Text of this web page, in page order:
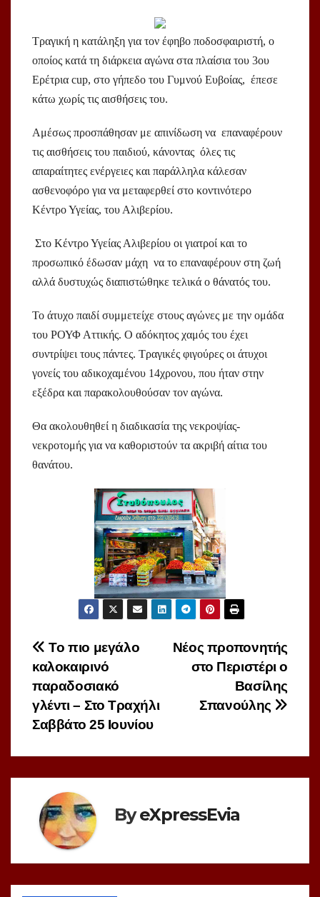
Τραγική η κατάληξη για τον έφηβο ποδοσφαιριστή, ο
οποίος κατά τη διάρκεια αγώνα στα πλαίσια του 3ου
Ερέτρια cup, στο γήπεδο του Γυμνού Ευβοίας, έπεσε
κάτω χωρίς τις αισθήσεις του.
Αμέσως προσπάθησαν με απινίδωση να επαναφέρουν
τις αισθήσεις του παιδιού, κάνοντας όλες τις
απαραίτητες ενέργειες και παράλληλα κάλεσαν
ασθενοφόρο για να μεταφερθεί στο κοντινότερο
Κέντρο Υγείας, του Αλιβερίου.
Στο Κέντρο Υγείας Αλιβερίου οι γιατροί και το
προσωπικό έδωσαν μάχη να το επαναφέρουν στη ζωή
αλλά δυστυχώς διαπιστώθηκε τελικά ο θάνατός του.
Το άτυχο παιδί συμμετείχε στους αγώνες με την ομάδα
του ΡΟΥΦ Αττικής. Ο αδόκητος χαμός του έχει
συντρίψει τους πάντες. Τραγικές φιγούρες οι άτυχοι
γονείς του αδικοχαμένου 14χρονου, που ήταν στην
εξέδρα και παρακολουθούσαν τον αγώνα.
Θα ακολουθηθεί η διαδικασία της νεκροψίας-
νεκροτομής για να καθοριστούν τα ακριβή αίτια του
θανάτου.
Πλοήγηση
άρθρων
Νέος προπονητής
στο Περιστέρι ο
Βασίλης
Σπανούλης
Το πιο μεγάλο
καλοκαιρινό
παραδοσιακό
γλέντι – Στο Τραχήλι
Σαββάτο 25 Ιουνίου
ByeXpressEvia